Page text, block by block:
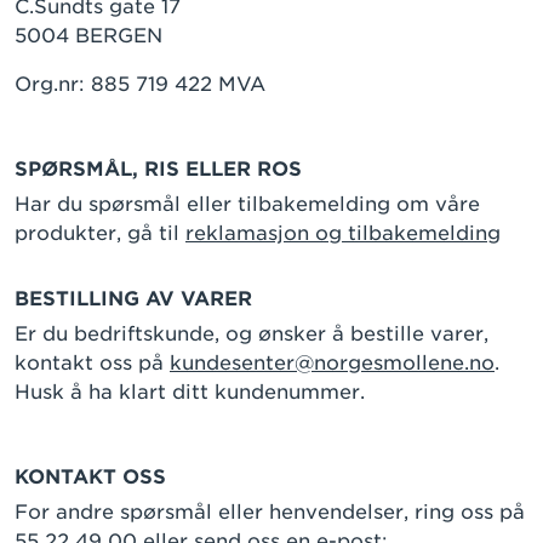
C.Sundts gate 17
5004 BERGEN
Org.nr: 885 719 422 MVA
SPØRSMÅL, RIS ELLER ROS
Har du spørsmål eller tilbakemelding om våre
produkter, gå til reklamasjon og tilbakemelding
BESTILLING AV VARER
Er du bedriftskunde, og ønsker å bestille varer,
kontakt oss på kundesenter@norgesmollene.no.
Husk å ha klart ditt kundenummer.
KONTAKT OSS
For andre spørsmål eller henvendelser, ring oss på